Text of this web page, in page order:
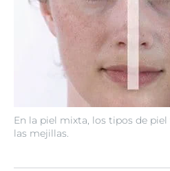
En la piel mixta, los tipos de piel
las mejillas.